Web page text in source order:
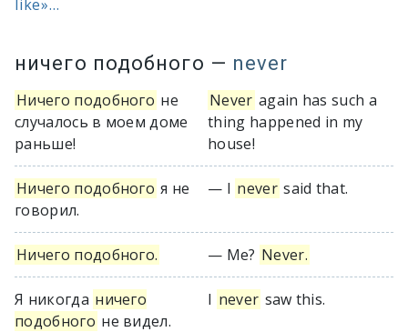
like»...
ничего подобного — never
Ничего подобного не
случалось в моем доме
раньше!
Never again has such a
thing happened in my
house!
Ничего подобного я не
говорил.
— I never said that.
Ничего подобного. — Me? Never.
Я никогда ничего
подобного не видел.
I never saw this.